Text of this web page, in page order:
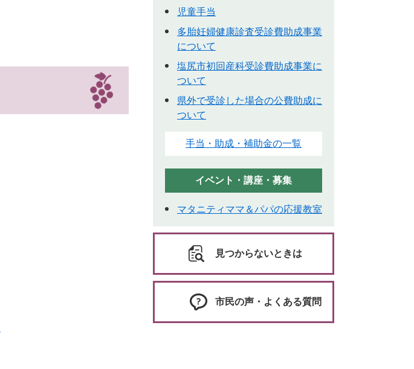
児童手当
多胎妊婦健康診査受診費助成事業
について
塩尻市初回産科受診費助成事業に
ついて
県外で受診した場合の公費助成に
ついて
手当・助成・補助金の一覧
イベント・講座・募集
マタニティママ＆パパの応援教室
見つからないときは
市民の声・よくある質問